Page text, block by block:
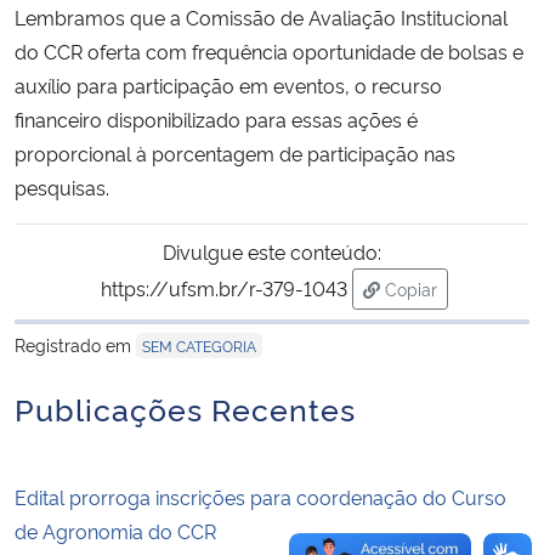
Ministério da Mulher, da Família e dos Direitos Humanos
Secretaria-Geral
Secretaria de Governo
Advocacia-Geral da União
Banco Central do Brasil
Planalto
Lembramos que a Comissão de Avaliação Institucional
do CCR oferta com frequência oportunidade de bolsas e
auxílio para participação em eventos, o recurso
financeiro disponibilizado para essas ações é
proporcional à porcentagem de participação nas
pesquisas.
Divulgue este conteúdo:
https://ufsm.br/r-379-1043
Copiar
para área de
Registrado em SEM CATEGORIA
Publicações Recentes
Edital prorroga inscrições para coordenação do Curso
de Agronomia do CCR